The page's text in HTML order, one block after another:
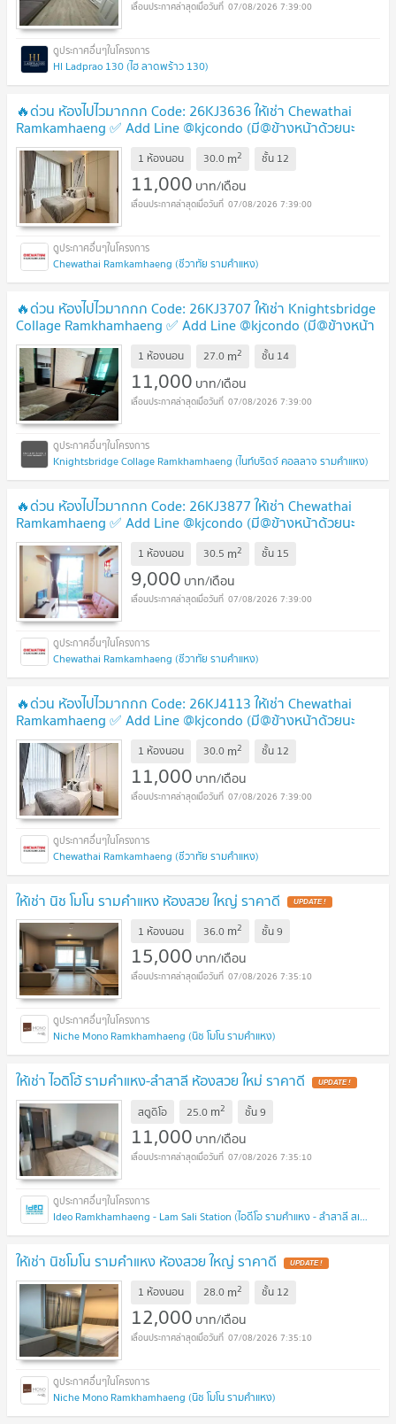
07/08/2026 7:39:00
HI Ladprao 130 (ไฮ ลาดพร้าว 130)
🔥ด่วน ห้องไปไวมากกก Code: 26KJ3636 ให้เช่า Chewathai
Ramkamhaeng ✅ Add Line @kjcondo (มี@ข้างหน้าด้วยนะ
คะ)
1 ห้องนอน 30.0 m2 ชั้น 12
11,000 บาท/เดือน
07/08/2026 7:39:00
Chewathai Ramkamhaeng (ชีวาทัย รามคำแหง)
🔥ด่วน ห้องไปไวมากกก Code: 26KJ3707 ให้เช่า Knightsbridge
Collage Ramkhamhaeng ✅ Add Line @kjcondo (มี@ข้างหน้า
ด้วยนะคะ)
1 ห้องนอน 27.0 m2 ชั้น 14
11,000 บาท/เดือน
07/08/2026 7:39:00
Knightsbridge Collage Ramkhamhaeng (ไนท์บริดจ์ คอลลาจ รามคำแหง)
🔥ด่วน ห้องไปไวมากกก Code: 26KJ3877 ให้เช่า Chewathai
Ramkamhaeng ✅ Add Line @kjcondo (มี@ข้างหน้าด้วยนะ
คะ)
1 ห้องนอน 30.5 m2 ชั้น 15
9,000 บาท/เดือน
07/08/2026 7:39:00
Chewathai Ramkamhaeng (ชีวาทัย รามคำแหง)
🔥ด่วน ห้องไปไวมากกก Code: 26KJ4113 ให้เช่า Chewathai
Ramkamhaeng ✅ Add Line @kjcondo (มี@ข้างหน้าด้วยนะ
คะ)
1 ห้องนอน 30.0 m2 ชั้น 12
11,000 บาท/เดือน
07/08/2026 7:39:00
Chewathai Ramkamhaeng (ชีวาทัย รามคำแหง)
ให้เช่า นิช โมโน รามคำแหง ห้องสวย ใหญ่ ราคาดี
1 ห้องนอน 36.0 m2 ชั้น9
15,000 บาท/เดือน
07/08/2026 7:35:10
Niche Mono Ramkhamhaeng (นิช โมโน รามคำแหง)
ให้เช่า ไอดิโอ้ รามคำแหง-ลำสาลี ห้องสวย ใหม่ ราคาดี
สตูดิโอ 25.0 m2 ชั้น9
11,000 บาท/เดือน
07/08/2026 7:35:10
Ideo Ramkhamhaeng - Lam Sali Station (ไอดีโอ รามคำแหง - ลำสาลี สเตชั่น)
ให้เช่า นิชโมโน รามคำแหง ห้องสวย ใหญ่ ราคาดี
1 ห้องนอน 28.0 m2 ชั้น 12
12,000 บาท/เดือน
07/08/2026 7:35:10
Niche Mono Ramkhamhaeng (นิช โมโน รามคำแหง)